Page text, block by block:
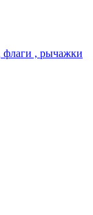
флаги , рычажки